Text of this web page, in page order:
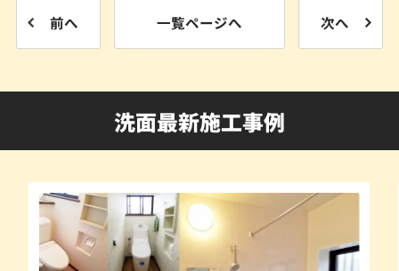
前へ 一覧ページへ 次へ
洗面最新施工事例